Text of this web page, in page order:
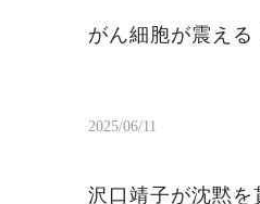
がん細胞が震える
2025/06/11
沢口靖子が沈黙